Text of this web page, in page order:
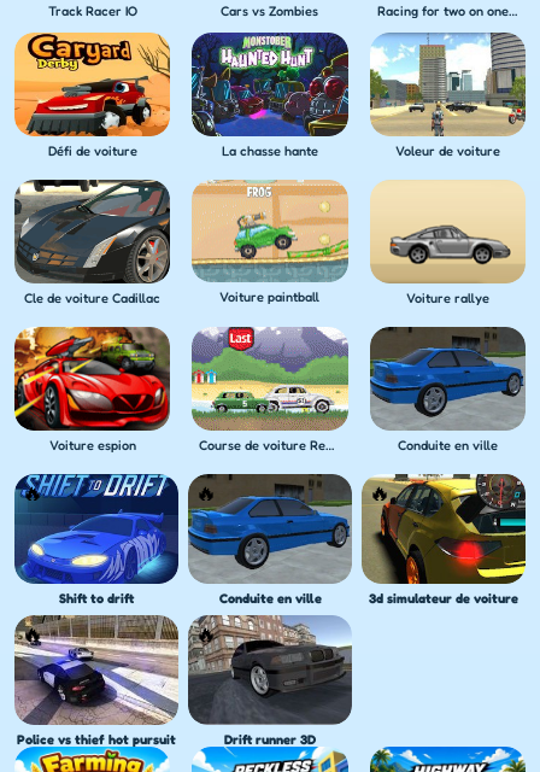
Track Racer IO Cars vs Zombies Racing for two on one PC
Défi de voiture La chasse hante Voleur de voiture
Cle de voiture Cadillac Voiture paintball Voiture rallye
Voiture espion Course de voiture Renegade Conduite en ville
Shift to drift Conduite en ville 3d simulateur de voiture
Police vs thief hot pursuit Drift runner 3D